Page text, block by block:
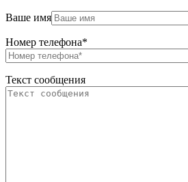
Ваше имя
Номер телефона*
Текст сообщения